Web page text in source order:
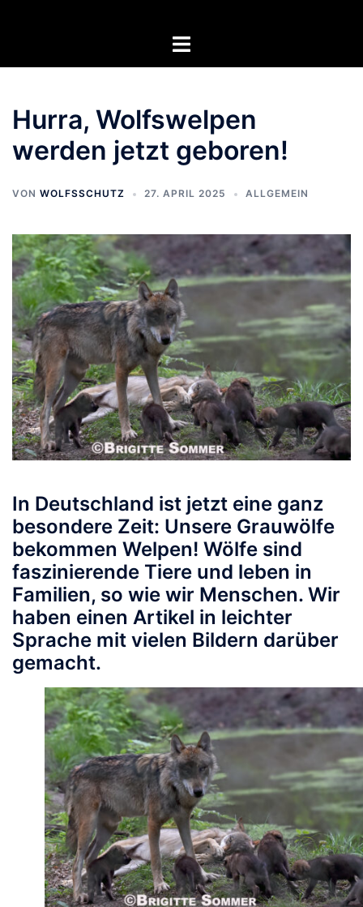
Menü
Hurra, Wolfswelpen
werden jetzt geboren!
VON WOLFSSCHUTZ 27. APRIL 2025 ALLGEMEIN
In Deutschland ist jetzt eine ganz
besondere Zeit: Unsere Grauwölfe
bekommen Welpen! Wölfe sind
faszinierende Tiere und leben in
Familien, so wie wir Menschen. Wir
haben einen Artikel in leichter
Sprache mit vielen Bildern darüber
gemacht.